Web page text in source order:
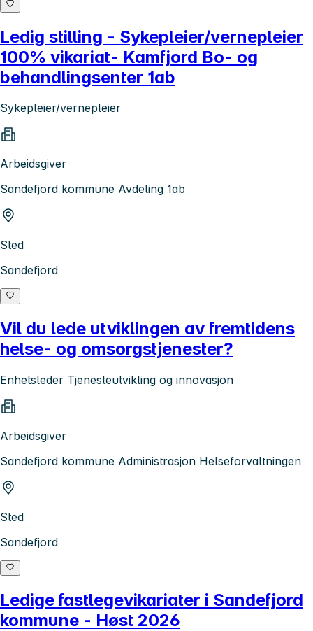
Ledig stilling - Sykepleier/vernepleier
100% vikariat- Kamfjord Bo- og
behandlingsenter 1ab
Sykepleier/vernepleier
Arbeidsgiver
Sandefjord kommune Avdeling 1ab
Sted
Sandefjord
Vil du lede utviklingen av fremtidens
helse- og omsorgstjenester?
Enhetsleder Tjenesteutvikling og innovasjon
Arbeidsgiver
Sandefjord kommune Administrasjon Helseforvaltningen
Sted
Sandefjord
Ledige fastlegevikariater i Sandefjord
kommune - Høst 2026